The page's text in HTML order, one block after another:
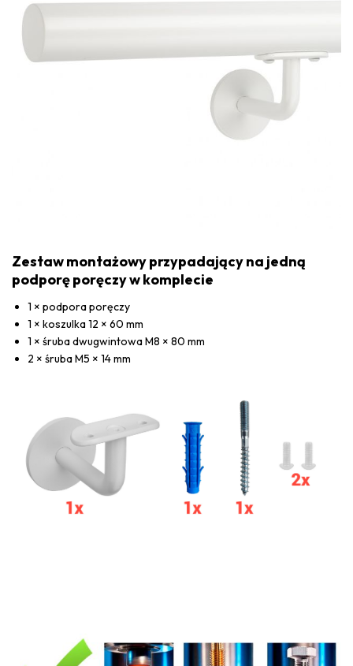
Zestaw montażowy przypadający na jedną
podporę poręczy w komplecie
1 × podpora poręczy
1 × koszulka 12 × 60 mm
1 × śruba dwugwintowa M8 × 80 mm
2 × śruba M5 × 14 mm